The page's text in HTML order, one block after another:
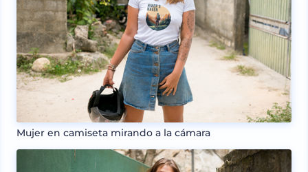
Mujer en camiseta mirando a la cámara